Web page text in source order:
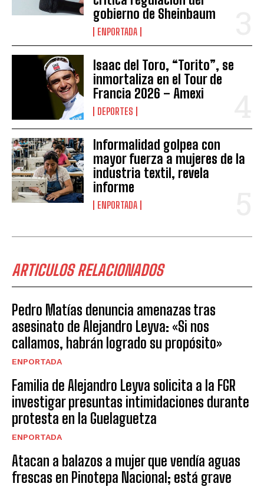
gobierno de Sheinbaum
ENPORTADA
Isaac del Toro, “Torito”, se
inmortaliza en el Tour de
Francia 2026 – Amexi
DEPORTES
Informalidad golpea con
mayor fuerza a mujeres de la
industria textil, revela
informe
ENPORTADA
ARTICULOS RELACIONADOS
Pedro Matías denuncia amenazas tras
asesinato de Alejandro Leyva: «Si nos
callamos, habrán logrado su propósito»
ENPORTADA
Familia de Alejandro Leyva solicita a la FGR
investigar presuntas intimidaciones durante
protesta en la Guelaguetza
ENPORTADA
Atacan a balazos a mujer que vendía aguas
frescas en Pinotepa Nacional; está grave